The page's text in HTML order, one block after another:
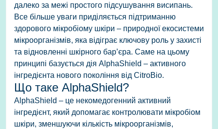
далеко за межі простого підсушування висипань.
Все більше уваги приділяється підтриманню
здорового мікробіому шкіри – природної екосистеми
мікроорганізмів, яка відіграє ключову роль у захисті
та відновленні шкірного бар’єра. Саме на цьому
принципі базується дія AlphaShield – активного
інгредієнта нового покоління від CitroBio.
Що таке AlphaShield?
AlphaShield – це некомедогенний активний
інгредієнт, який допомагає контролювати мікробіом
шкіри, зменшуючи кількість мікроорганізмів,